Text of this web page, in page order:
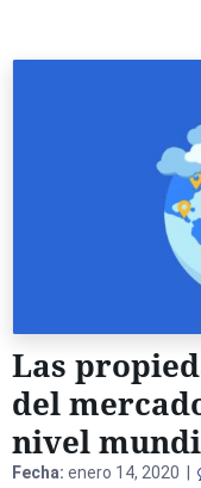
Las
del
nivel
Fecha: enero 14, 2020 |